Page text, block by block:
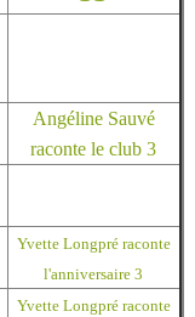
Angéline Sauvé
raconte le club 3
Yvette Longpré raconte
l'anniversaire 3
Yvette Longpré raconte